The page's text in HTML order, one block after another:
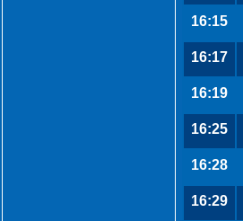
16:15
16:17
16:19
16:25
16:28
16:29